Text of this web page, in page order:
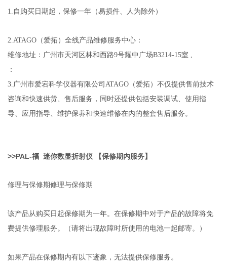
1. 自购买日期起，保修一年（易损件、人为除外）
2.ATAGO （爱拓）全线产品维修服务中心：
维修地址：广州市天河区林和西路9号耀中广场B3214-15室 ,
：
3. 广州市爱宕科学仪器有限公司ATAGO（爱拓）不仅提供售前技术
咨询和快速供货、售后服务，同时还提供包括安装调试、使用指
导、应用指导、维护保养和快速维修在内的整套售后服务。
>>PAL-福 迷你数显折射仪 【保修期内服务】
修理与保修期修理与保修期
该产品从购买日起保修期为一年。在保修期中对于产品的故障将免
费提供修理服务。（请将出现故障时所使用的电池一起邮寄。）
如果产品在保修期内有以下迹象，无法提供保修服务。